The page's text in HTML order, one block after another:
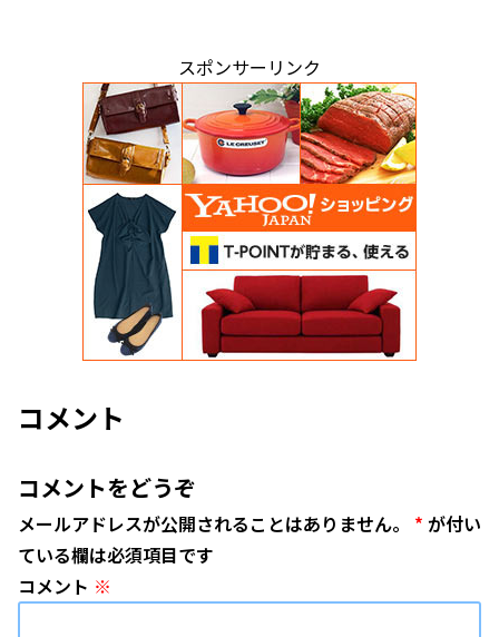
スポンサーリンク
コメント
コメントをどうぞ
メールアドレスが公開されることはありません。 * が付い
ている欄は必須項目です
コメント ※